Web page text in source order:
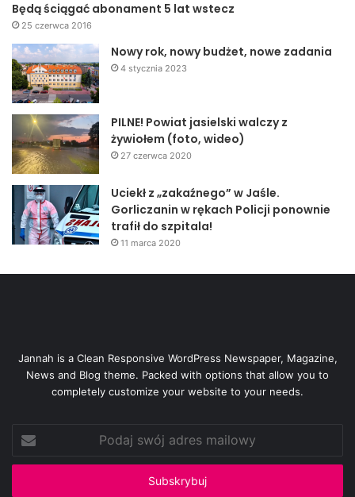
Będą ściągać abonament 5 lat wstecz
25 czerwca 2016
Nowy rok, nowy budżet, nowe zadania
4 stycznia 2023
PILNE! Powiat jasielski walczy z
żywiołem (foto, wideo)
27 czerwca 2020
Uciekł z „zakaźnego” w Jaśle.
Gorliczanin w rękach Policji ponownie
trafił do szpitala!
11 marca 2020
Jannah is a Clean Responsive WordPress Newspaper, Magazine,
News and Blog theme. Packed with options that allow you to
completely customize your website to your needs.
swój
adres